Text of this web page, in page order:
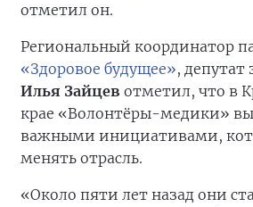
отметил он.
Региональный координатор
«Здоровое будущее», депутат
Илья Зайцев отметил, что в
крае «Волонтёры-медики»
важными инициативами,
менять отрасль.
«Около пяти лет назад они